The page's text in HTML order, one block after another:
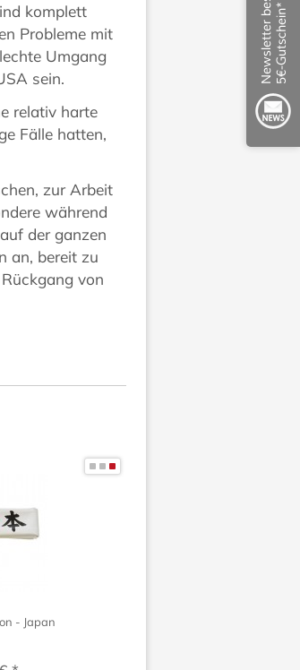
komplett
Probleme mit
Umgang
sein.
relativ harte
Fälle hatten,
zur Arbeit
während
der ganzen
an, bereit zu
von
- Japan